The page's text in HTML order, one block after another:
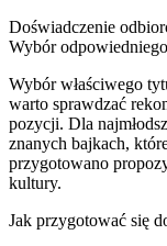
Doświadczenie
Wybór
Wybór właściwego
warto sprawdzać
pozycji. Dla
znanych bajkach,
przygotowano
kultury.
Jak przygotować się